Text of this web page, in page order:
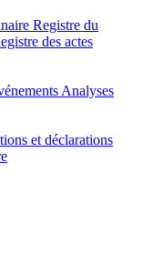
Registre du
des actes
Analyses
et déclarations